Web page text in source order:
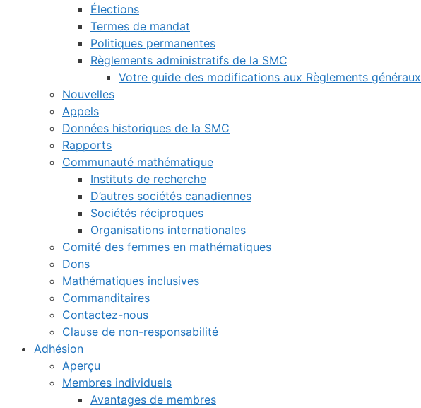
Élections
Termes de mandat
Politiques permanentes
Règlements administratifs de la SMC
Votre guide des modifications aux Règlements généraux
Nouvelles
Appels
Données historiques de la SMC
Rapports
Communauté mathématique
Instituts de recherche
D’autres sociétés canadiennes
Sociétés réciproques
Organisations internationales
Comité des femmes en mathématiques
Dons
Mathématiques inclusives
Commanditaires
Contactez-nous
Clause de non-responsabilité
Adhésion
Aperçu
Membres individuels
Avantages de membres